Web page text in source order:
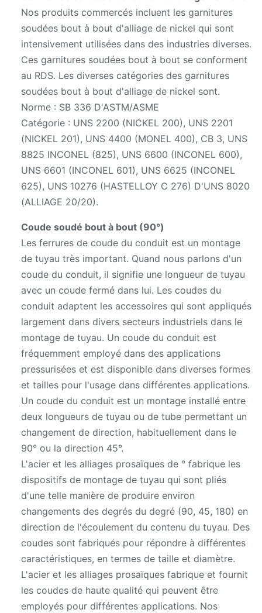
Nos produits commercés incluent les garnitures
soudées bout à bout d'alliage de nickel qui sont
intensivement utilisées dans des industries diverses.
Ces garnitures soudées bout à bout se conforment
au RDS. Les diverses catégories des garnitures
soudées bout à bout d'alliage de nickel sont.
Norme : SB 336 D'ASTM/ASME
Catégorie : UNS 2200 (NICKEL 200), UNS 2201
(NICKEL 201), UNS 4400 (MONEL 400), CB 3, UNS
8825 INCONEL (825), UNS 6600 (INCONEL 600),
UNS 6601 (INCONEL 601), UNS 6625 (INCONEL
625), UNS 10276 (HASTELLOY C 276) D'UNS 8020
(ALLIAGE 20/20).
Coude soudé bout à bout (90°)
Les ferrures de coude du conduit est un montage
de tuyau très important. Quand nous parlons d'un
coude du conduit, il signifie une longueur de tuyau
avec un coude fermé dans lui. Les coudes du
conduit adaptent les accessoires qui sont appliqués
largement dans divers secteurs industriels dans le
montage de tuyau. Un coude du conduit est
fréquemment employé dans des applications
pressurisées et est disponible dans diverses formes
et tailles pour l'usage dans différentes applications.
Un coude du conduit est un montage installé entre
deux longueurs de tuyau ou de tube permettant un
changement de direction, habituellement dans le
90° ou la direction 45°.
L'acier et les alliages prosaïques de ° fabrique les
dispositifs de montage de tuyau qui sont pliés
d'une telle manière de produire environ
changements des degrés du degré (90, 45, 180) en
direction de l'écoulement du contenu du tuyau. Des
coudes sont fabriqués pour répondre à différentes
caractéristiques, en termes de taille et diamètre.
L'acier et les alliages prosaïques fabrique et fournit
les coudes de haute qualité qui peuvent être
employés pour différentes applications. Nos